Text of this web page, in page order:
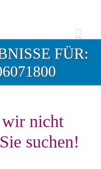
FÜR:
nicht
suchen!